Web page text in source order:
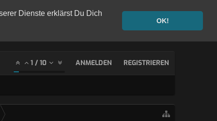
Dienste erklärst Du Dich
OK!
1 / 10 ANMELDEN REGISTRIEREN